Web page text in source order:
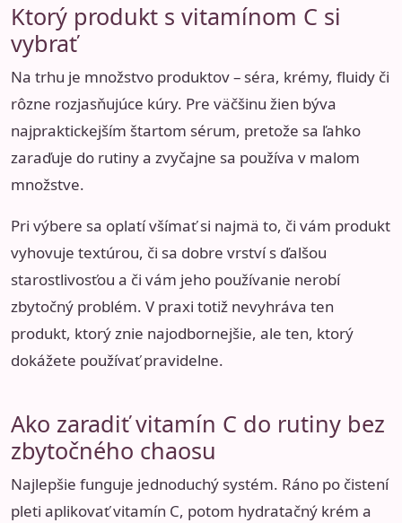
Ktorý produkt s vitamínom C si
vybrať
Na trhu je množstvo produktov – séra, krémy, fluidy či
rôzne rozjasňujúce kúry. Pre väčšinu žien býva
najpraktickejším štartom sérum, pretože sa ľahko
zaraďuje do rutiny a zvyčajne sa používa v malom
množstve.
Pri výbere sa oplatí všímať si najmä to, či vám produkt
vyhovuje textúrou, či sa dobre vrství s ďalšou
starostlivosťou a či vám jeho používanie nerobí
zbytočný problém. V praxi totiž nevyhráva ten
produkt, ktorý znie najodbornejšie, ale ten, ktorý
dokážete používať pravidelne.
Ako zaradiť vitamín C do rutiny bez
zbytočného chaosu
Najlepšie funguje jednoduchý systém. Ráno po čistení
pleti aplikovať vitamín C, potom hydratačný krém a